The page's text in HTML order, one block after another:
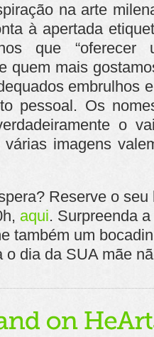
na arte
à apertada
nos que
quem mais
embrulhos
pessoal. Os
o
imagens
Reserve o
aqui. Surpreenda
também um
o dia da SUA mãe